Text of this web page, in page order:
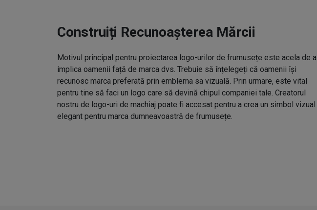
Construiți Recunoașterea Mărcii
Motivul principal pentru proiectarea logo-urilor de frumusețe este acela de a
implica oamenii față de marca dvs. Trebuie să înțelegeți că oamenii își
recunosc marca preferată prin emblema sa vizuală. Prin urmare, este vital
pentru tine să faci un logo care să devină chipul companiei tale. Creatorul
nostru de logo-uri de machiaj poate fi accesat pentru a crea un simbol vizual
elegant pentru marca dumneavoastră de frumusețe.